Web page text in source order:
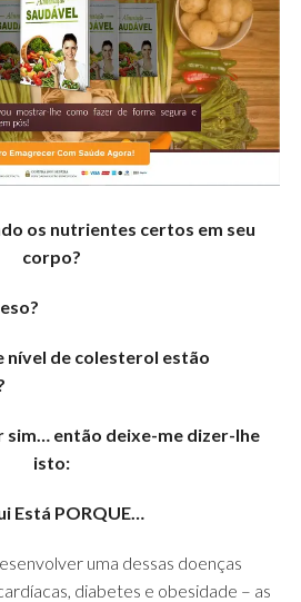
os nutrientes certos em seu
corpo?
nível de colesterol estão
sim… então deixe-me dizer-lhe
isto:
Está PORQUE…
uma dessas doenças
diabetes e obesidade – as